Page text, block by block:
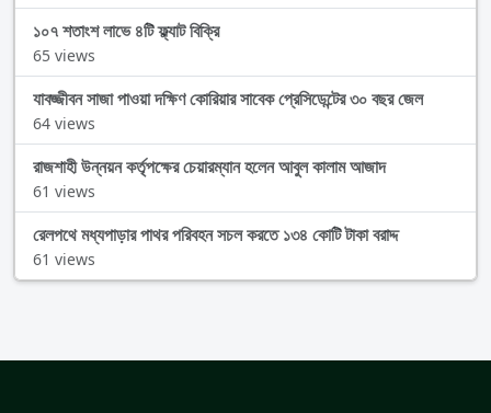
১০৭ শতাংশ লাভে ৪টি ফ্ল্যাট বিক্রি
65 views
যাবজ্জীবন সাজা পাওয়া দক্ষিণ কোরিয়ার সাবেক প্রেসিডেন্টের ৩০ বছর জেল
64 views
রাজশাহী উন্নয়ন কর্তৃপক্ষের চেয়ারম্যান হলেন আবুল কালাম আজাদ
61 views
রেলপথে মধ্যপাড়ার পাথর পরিবহন সচল করতে ১৩৪ কোটি টাকা বরাদ্দ
61 views